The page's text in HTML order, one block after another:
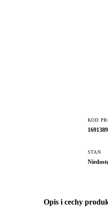
KOD
STAN
Opis i cechy